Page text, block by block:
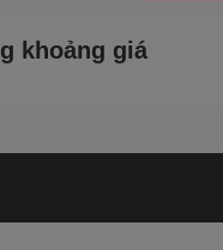
khoảng giá